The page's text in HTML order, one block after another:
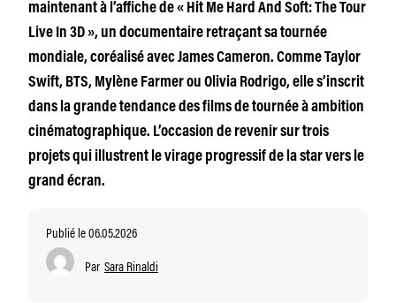
maintenant à l’affiche de « Hit Me Hard And Soft: The Tour
Live In 3D », un documentaire retraçant sa tournée
mondiale, coréalisé avec James Cameron. Comme Taylor
Swift, BTS, Mylène Farmer ou Olivia Rodrigo, elle s’inscrit
dans la grande tendance des films de tournée à ambition
cinématographique. L’occasion de revenir sur trois
projets qui illustrent le virage progressif de la star vers le
grand écran.
Publié le 06.05.2026
Par Sara Rinaldi